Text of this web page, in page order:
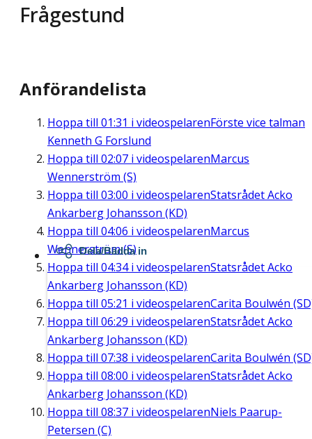
Frågestund
Anförandelista
Hoppa till 01:31 i videospelarenFörste vice talman
Kenneth G Forslund
Hoppa till 02:07 i videospelarenMarcus
Wennerström (S)
Hoppa till 03:00 i videospelarenStatsrådet Acko
Ankarberg Johansson (KD)
Hoppa till 04:06 i videospelarenMarcus
Wennerström (S)
Hoppa till 04:34i videospelarenStatsrådet Acko
Ankarberg Johansson (KD)
Hoppa till 05:21 i videospelarenCarita Boulwén
Hoppa till 06:29 i videospelarenStatsrådet Acko
Ankarberg Johansson (KD)
Hoppa till 07:38 i videospelarenCarita Boulwén
Hoppa till 08:00 i videospelarenStatsrådet Acko
Ankarberg Johansson (KD)
Hoppa till 08:37 i videospelarenNiels Paarup-
Petersen (C)
Dela/Bädda in